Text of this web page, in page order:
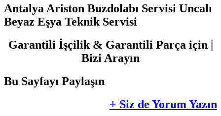
Antalya Ariston Buzdolabı Servisi Uncalı
Beyaz Eşya Teknik Servisi
Garantili İşçilik & Garantili Parça için |
Bizi Arayın
Bu Sayfayı Paylaşın
+ Siz de Yorum Yazın